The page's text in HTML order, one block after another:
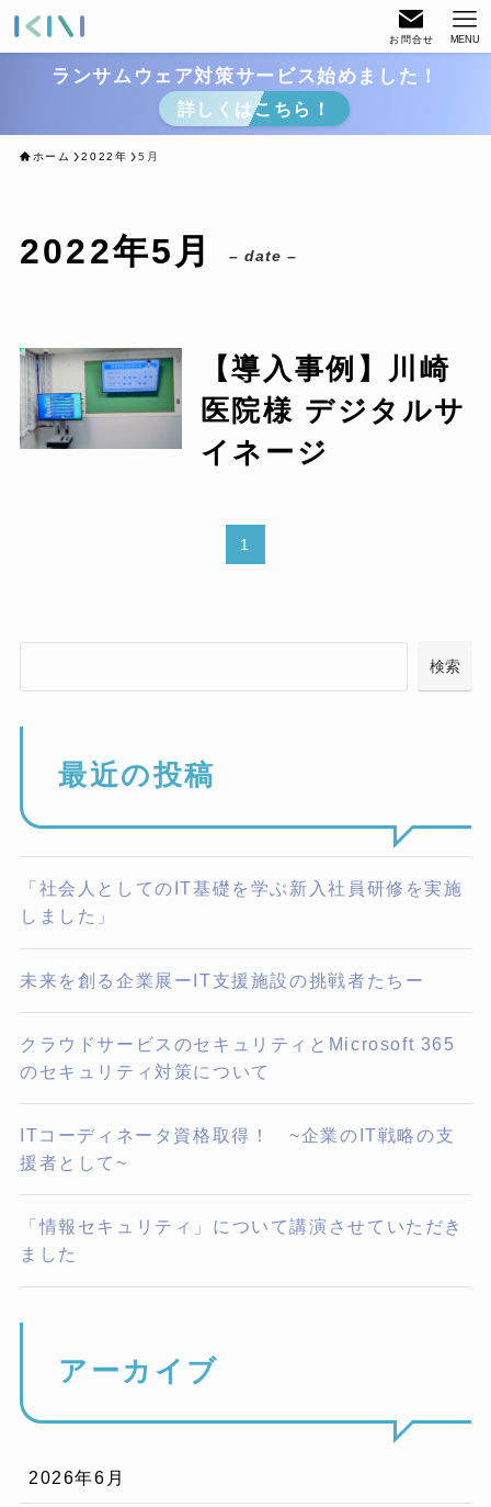
お問合せ MENU
ランサムウェア対策サービス始めました！
詳しくはこちら！
ホーム 2022年 5月
2022年5月 – date –
【導入事例】川崎
医院様 デジタルサ
イネージ
1
検索
最近の投稿
「社会人としてのIT基礎を学ぶ新入社員研修を実施
しました」
未来を創る企業展ーIT支援施設の挑戦者たちー
クラウドサービスのセキュリティとMicrosoft 365
のセキュリティ対策について
ITコーディネータ資格取得！ ~企業のIT戦略の支
援者として~
「情報セキュリティ」について講演させていただき
ました
アーカイブ
2026年6月